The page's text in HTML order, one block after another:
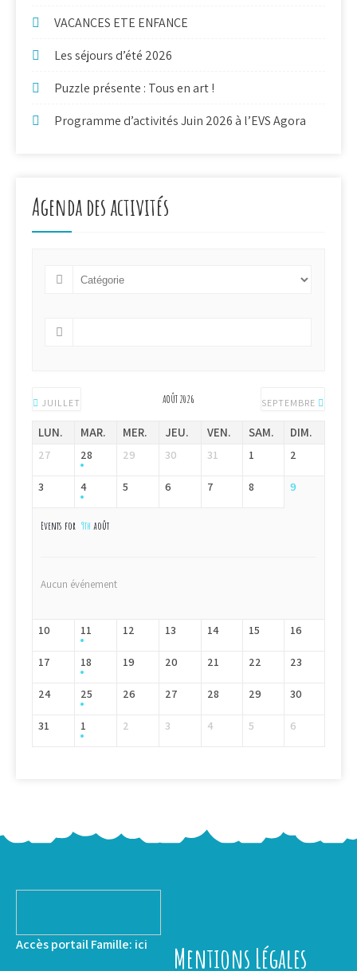
VACANCES ETE ENFANCE
Les séjours d’été 2026
Puzzle présente : Tous en art !
Programme d’activités Juin 2026 à l’EVS Agora
Agenda des activités
JUILLET AOÛT 2026 SEPTEMBRE
LUN. MAR. MER. JEU. VEN. SAM. DIM.
27 28 29 30 31 1 2
3 4 5 6 7 8 9
Events for 9th août
Aucun événement
10 11 12 13 14 15 16
17 18 19 20 21 22 23
24 25 26 27 28 29 30
31 1 2 3 4 5 6
Accès portail Famille: ici Mentions Légales